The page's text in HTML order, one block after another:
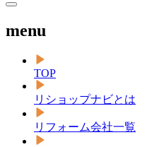
menu
TOP
リショップナビとは
リフォーム会社一覧